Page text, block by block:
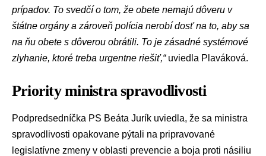
prípadov. To svedčí o tom, že obete nemajú dôveru v
štátne orgány a zároveň polícia nerobí dosť na to, aby sa
na ňu obete s dôverou obrátili. To je zásadné systémové
zlyhanie, ktoré treba urgentne riešiť,“uviedla Plaváková.
Priority ministra spravodlivosti
Podpredsedníčka PS Beáta Jurík uviedla, že sa ministra
spravodlivosti opakovane pýtali na pripravované
legislatívne zmeny v oblasti prevencie a boja proti násiliu